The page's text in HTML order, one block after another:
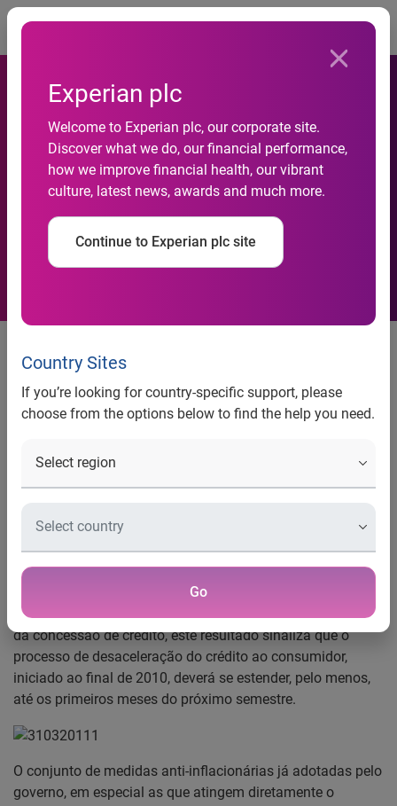
Experian plc
Welcome to Experian plc, our corporate site.
Discover what we do, our financial performance,
how we improve financial health, our vibrant
culture, latest news, awards and much more.
Continue to Experian plc site
Country Sites
If you’re looking for country-specific support, please
choose from the options below to find the help you need.
Go
Desaceleração do crédito ao
consumidor avançará para o
segundo semestre, aponta
Serasa Experian
Indicador Serasa Experian de
Perspectiva do Crédito –
Fevereiro/2011
Fevereiro/2011
Crédito às empresas também registrará desaceleração
O Indicador Serasa Experian de Perspectiva do Crédito ao
Consumidor caiu 0,2% em fevereiro de 2011, a décima
primeira queda mensal consecutiva, atingindo o valor de
99,5. Como o indicador possui a propriedade de antever,
num horizonte médio de seis meses, as oscilações cíclicas
da concessão de crédito, este resultado sinaliza que o
processo de desaceleração do crédito ao consumidor,
iniciado ao final de 2010, deverá se estender, pelo menos,
até os primeiros meses do próximo semestre.
O conjunto de medidas anti-inflacionárias já adotadas pelo
governo, em especial as que atingem diretamente o